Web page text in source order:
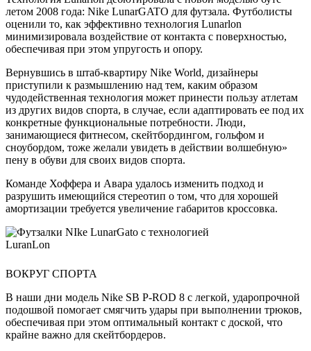
летом 2008 года: Nike LunarGATO для футзала. Футболисты
оценили то, как эффективно технология Lunarlon
минимизировала воздействие от контакта с поверхностью,
обеспечивая при этом упругость и опору.
Вернувшись в штаб-квартиру Nike World, дизайнеры
приступили к размышлению над тем, каким образом
чудодейственная технология может принести пользу атлетам
из других видов спорта, в случае, если адаптировать ее под их
конкретные функциональные потребности. Люди,
занимающиеся фитнесом, скейтбордингом, гольфом и
сноубордом, тоже желали увидеть в действии волшебную»
пену в обуви для своих видов спорта.
Команде Хоффера и Авара удалось изменить подход и
разрушить имеющийся стереотип о том, что для хорошей
амортизации требуется увеличение габаритов кроссовка.
ВОКРУГ СПОРТА
В наши дни модель Nike SB P-ROD 8 с легкой, ударопрочной
подошвой помогает смягчить удары при выполнении трюков,
обеспечивая при этом оптимальный контакт с доской, что
крайне важно для скейтбордеров.